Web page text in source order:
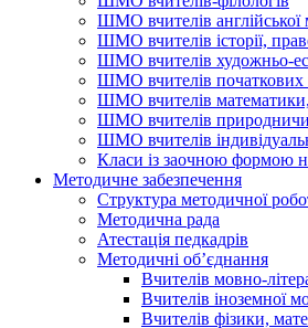
ШМО вчителів англійської
ШМО вчителів історії,
ШМО вчителів художньо-
ШМО вчителів початкових
ШМО вчителів
ШМО вчителів
ШМО вчителів
Класи із заочною формою
Методичне забезпечення
Структура методичної
Методична рада
Атестація педкадрів
Методичні об’єднання
Вчителів мовно-
Вчителів іноземної
Вчителів фізики,